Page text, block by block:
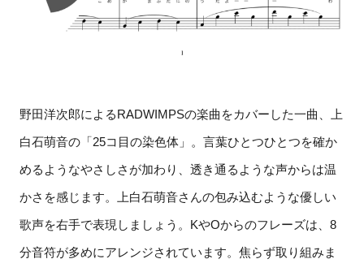
野田洋次郎によるRADWIMPSの楽曲をカバーした一曲、上
白石萌音の「25コ目の染色体」。言葉ひとつひとつを確か
めるようなやさしさが加わり、透き通るような声からは温
かさを感じます。上白石萌音さんの包み込むような優しい
歌声を右手で表現しましょう。KやOからのフレーズは、8
分音符が多めにアレンジされています。焦らず取り組みま